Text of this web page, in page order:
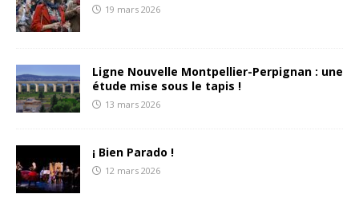
19 mars 2026
Ligne Nouvelle Montpellier-Perpignan : une
étude mise sous le tapis !
13 mars 2026
¡ Bien Parado !
12 mars 2026